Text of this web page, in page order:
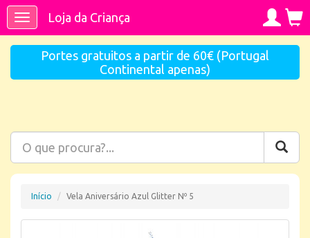
ToggleLoja da Criança
Portes gratuitos a partir de 60€ (Portugal
Continental apenas)
Início Vela Aniversário Azul Glitter Nº 5